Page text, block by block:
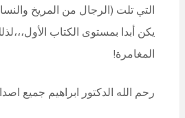
التي تلت (الرجال من المريخ
يكن أبدا بمستوى الكتاب
المغامرة!
رحم الله الدكتور ابراهيم جميع